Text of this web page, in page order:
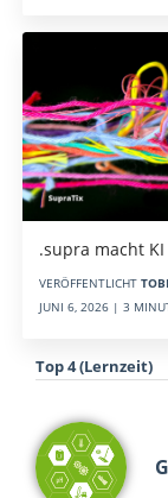
.supra macht
VERÖFFENTLICHT
JUNI 6, 2026 | 3
Top 4 (Lernzeit)